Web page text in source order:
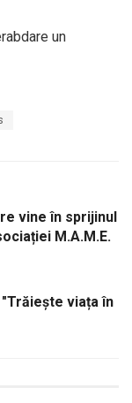
un
vine în sprijinul
M.A.M.E.
viața în